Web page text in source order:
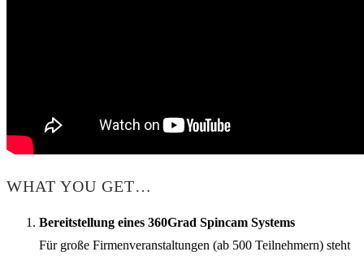
WHAT YOU GET…
Bereitstellung eines 360Grad Spincam Systems
Für große Firmenveranstaltungen (ab 500 Teilnehmern) steht